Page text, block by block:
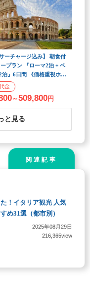
サーチャージ込み】 朝食付
プラン 『ローマ2泊 + ベ
泊』6日間 《価格重視ホテ
【成田または羽田発着】
田)、東京
(羽田)
発
～509,800円
と見る
関連記事
！イタリア観光 人気
め31選（都市別）
2025年08月29日
216,365view